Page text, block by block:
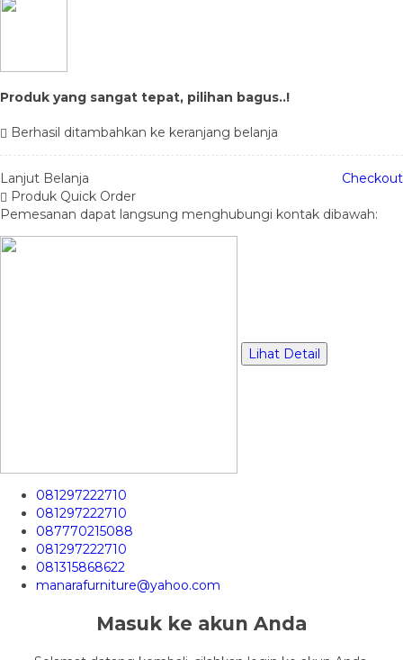
Produk yang sangat tepat, pilihan bagus..!
Berhasil ditambahkan ke keranjang belanja
Lanjut Belanja
Checkout
Produk Quick Order
Pemesanan dapat langsung menghubungi kontak dibawah:
Lihat Detail
081297222710
081297222710
087770215088
081297222710
081315868622
manarafurniture@yahoo.com
Masuk ke akun Anda